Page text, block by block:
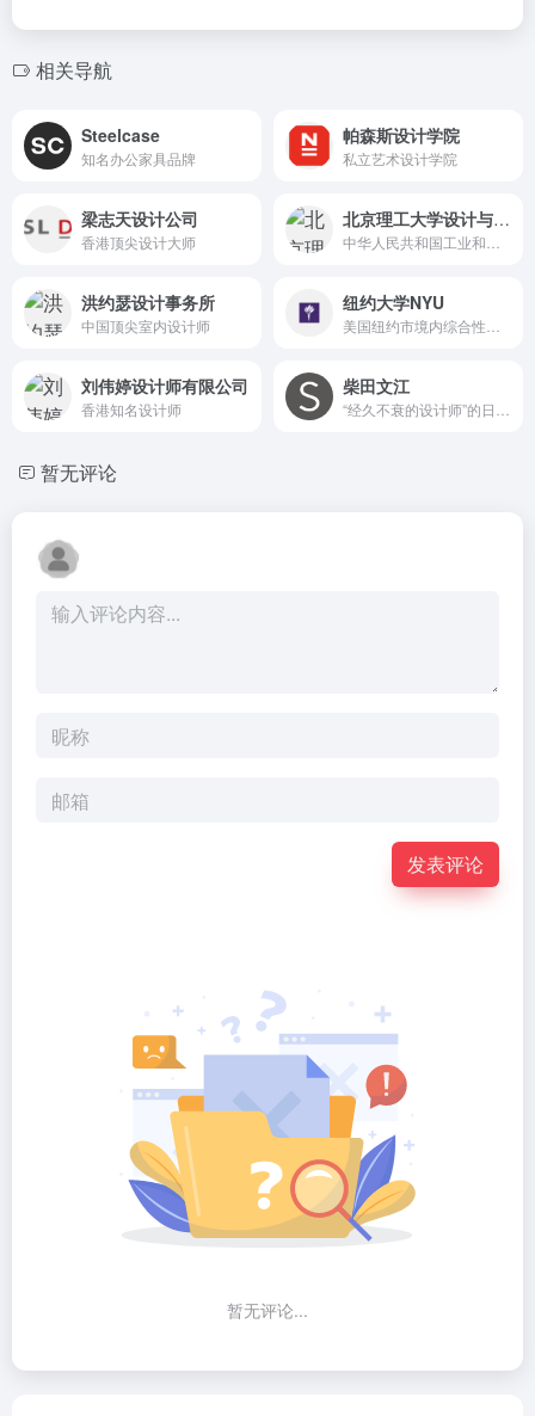
相关导航
Steelcase
知名办公家具品牌
帕森斯设计学院
私立艺术设计学院
梁志天设计公司
香港顶尖设计大师
北京理工大学设计与艺术学院
洪约瑟设计事务所
中国顶尖室内设计师
纽约大学NYU
刘伟婷设计师有限公司
香港知名设计师
柴田文江
暂无评论
发表评论
暂无评论...